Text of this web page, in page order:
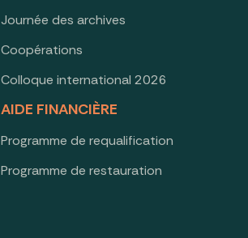
Journée des archives
Coopérations
Colloque international 2026
AIDE FINANCIÈRE
Programme de requalification
Programme de restauration